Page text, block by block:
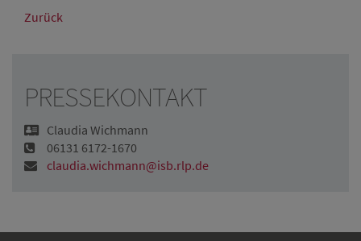
Zurück
PRESSEKONTAKT
Claudia Wichmann
06131 6172-1670
claudia.wichmann@isb.rlp.de